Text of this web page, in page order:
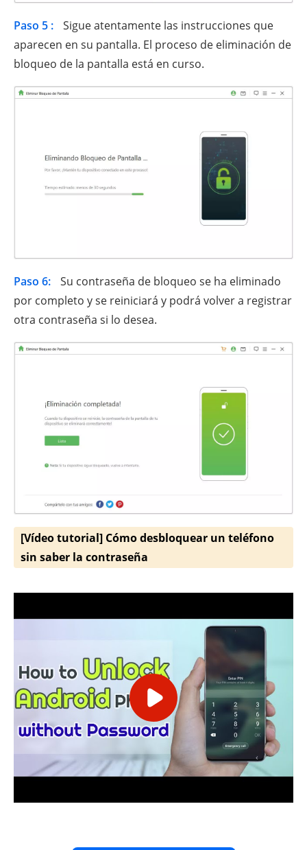
Paso 5 :
Sigue atentamente las instrucciones que
aparecen en su pantalla. El proceso de eliminación de
bloqueo de la pantalla está en curso.
Paso 6:
Su contraseña de bloqueo se ha eliminado
por completo y se reiniciará y podrá volver a registrar
otra contraseña si lo desea.
[Vídeo tutorial] Cómo desbloquear un teléfono
sin saber la contraseña